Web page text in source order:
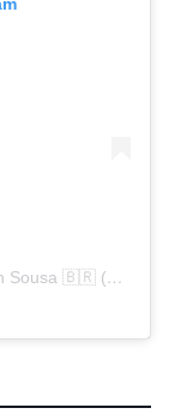
Uma publicação compartilhada por Marlon Sousa 🇧🇷 (@marlon_xlt50)